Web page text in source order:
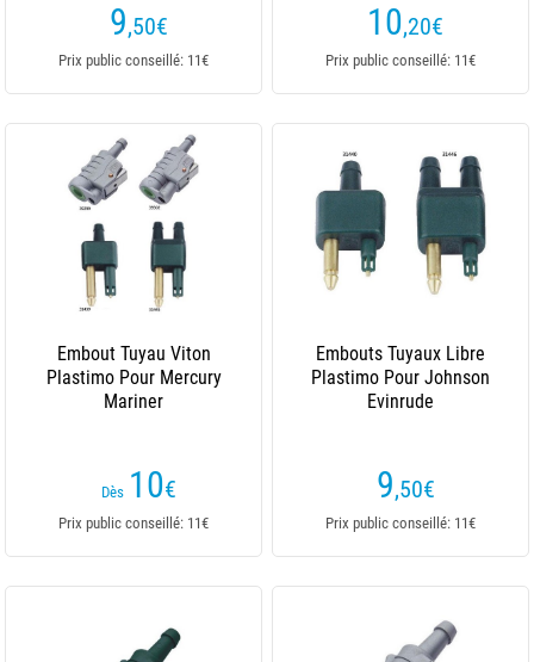
9,50€
Prix public conseillé: 11€
10,20€
Prix public conseillé: 11€
Embout Tuyau Viton
Plastimo Pour Mercury
Mariner
Dès 10€
Prix public conseillé: 11€
Embouts Tuyaux Libre
Plastimo Pour Johnson
Evinrude
9,50€
Prix public conseillé: 11€